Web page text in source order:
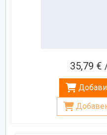
35,79 €